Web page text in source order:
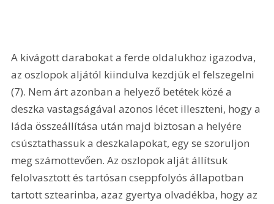
A kivágott darabokat a ferde oldalukhoz igazodva,
az oszlopok aljától kiindulva kezdjük el felszegelni
(7). Nem árt azonban a helyező betétek közé a
deszka vastagságával azonos lécet illeszteni, hogy a
láda összeállítása után majd biztosan a helyére
csúsztathassuk a deszkalapokat, egy se szoruljon
meg számottevően. Az oszlopok alját állítsuk
felolvasztott és tartósan cseppfolyós állapotban
tartott sztearinba, azaz gyertya olvadékba, hogy az